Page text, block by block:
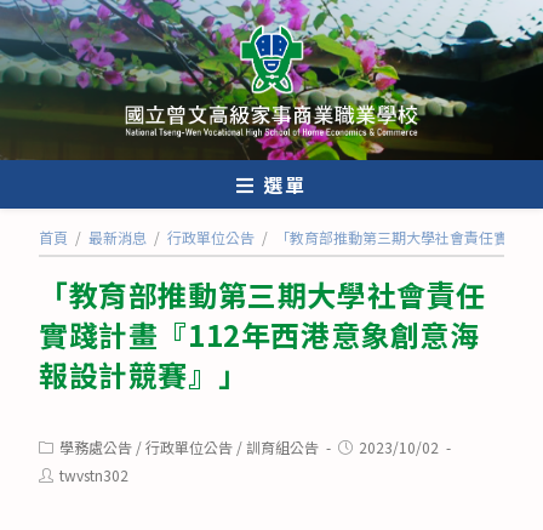
跳
轉
至
內
選單
首頁 / 最新消息 / 行政單位公告 / 「教育部推動第三期大學社會責任實踐
「教育部推動第三期大學社會責任
實踐計畫『112年西港意象創意海
報設計競賽』」
Post
category:
學務處公告 /行政單位公告 /訓育組公告
Post2023/10/02
Posttwvstn302